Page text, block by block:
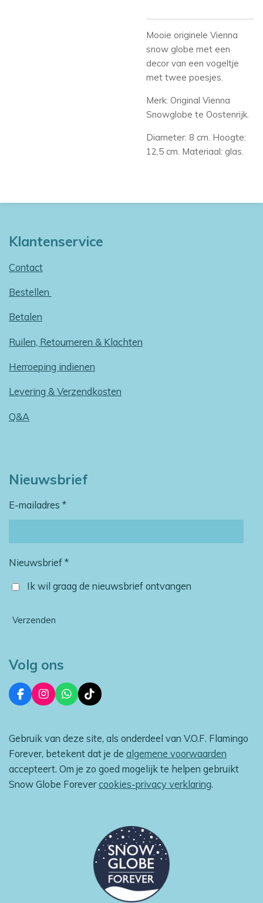
Mooie originele Vienna
snow globe met een
decor van een vogeltje
met twee poesjes.
Merk: Original Vienna
Snowglobe te Oostenrijk.
Diameter: 8 cm. Hoogte:
12,5 cm. Materiaal: glas.
Klantenservice
Contact
Bestellen
Betalen
Ruilen, Retourneren & Klachten
Herroeping indienen
Levering & Verzendkosten
Q&A
Nieuwsbrief
E-mailadres *
Nieuwsbrief *
Ik wil graag de nieuwsbrief ontvangen
Verzenden
Volg ons
F
a
b
o
k
I
n
a
g
r
a
m
W
h
s
A
p
T
i
o
k
Gebruik van deze site, als onderdeel van V.O.F. Flamingo
Forever, betekent dat je de algemene voorwaarden
accepteert. Om je zo goed mogelijk te helpen gebruikt
Snow Globe Forevercookies-privacy verklaring.